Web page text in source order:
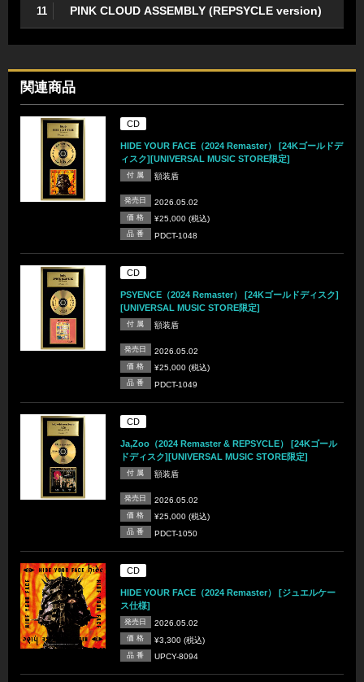
11 PINK CLOUD ASSEMBLY (REPSYCLE version)
関連商品
CD
HIDE YOUR FACE（2024 Remaster） [24Kゴールドデ
ィスク][UNIVERSAL MUSIC STORE限定]
付 属 額装盾
発売日 2026.05.02
価 格 ¥25,000 (税込)
品 番 PDCT-1048
CD
PSYENCE（2024 Remaster） [24Kゴールドディスク]
[UNIVERSAL MUSIC STORE限定]
付 属 額装盾
発売日 2026.05.02
価 格 ¥25,000 (税込)
品 番 PDCT-1049
CD
Ja,Zoo（2024 Remaster & REPSYCLE） [24Kゴール
ドディスク][UNIVERSAL MUSIC STORE限定]
付 属 額装盾
発売日 2026.05.02
価 格 ¥25,000 (税込)
品 番 PDCT-1050
CD
HIDE YOUR FACE（2024 Remaster） [ジュエルケー
ス仕様]
発売日 2026.05.02
価 格 ¥3,300 (税込)
品 番 UPCY-8094